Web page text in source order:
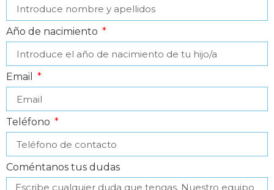
Año de nacimiento
Email
Teléfono
Coméntanos tus dudas